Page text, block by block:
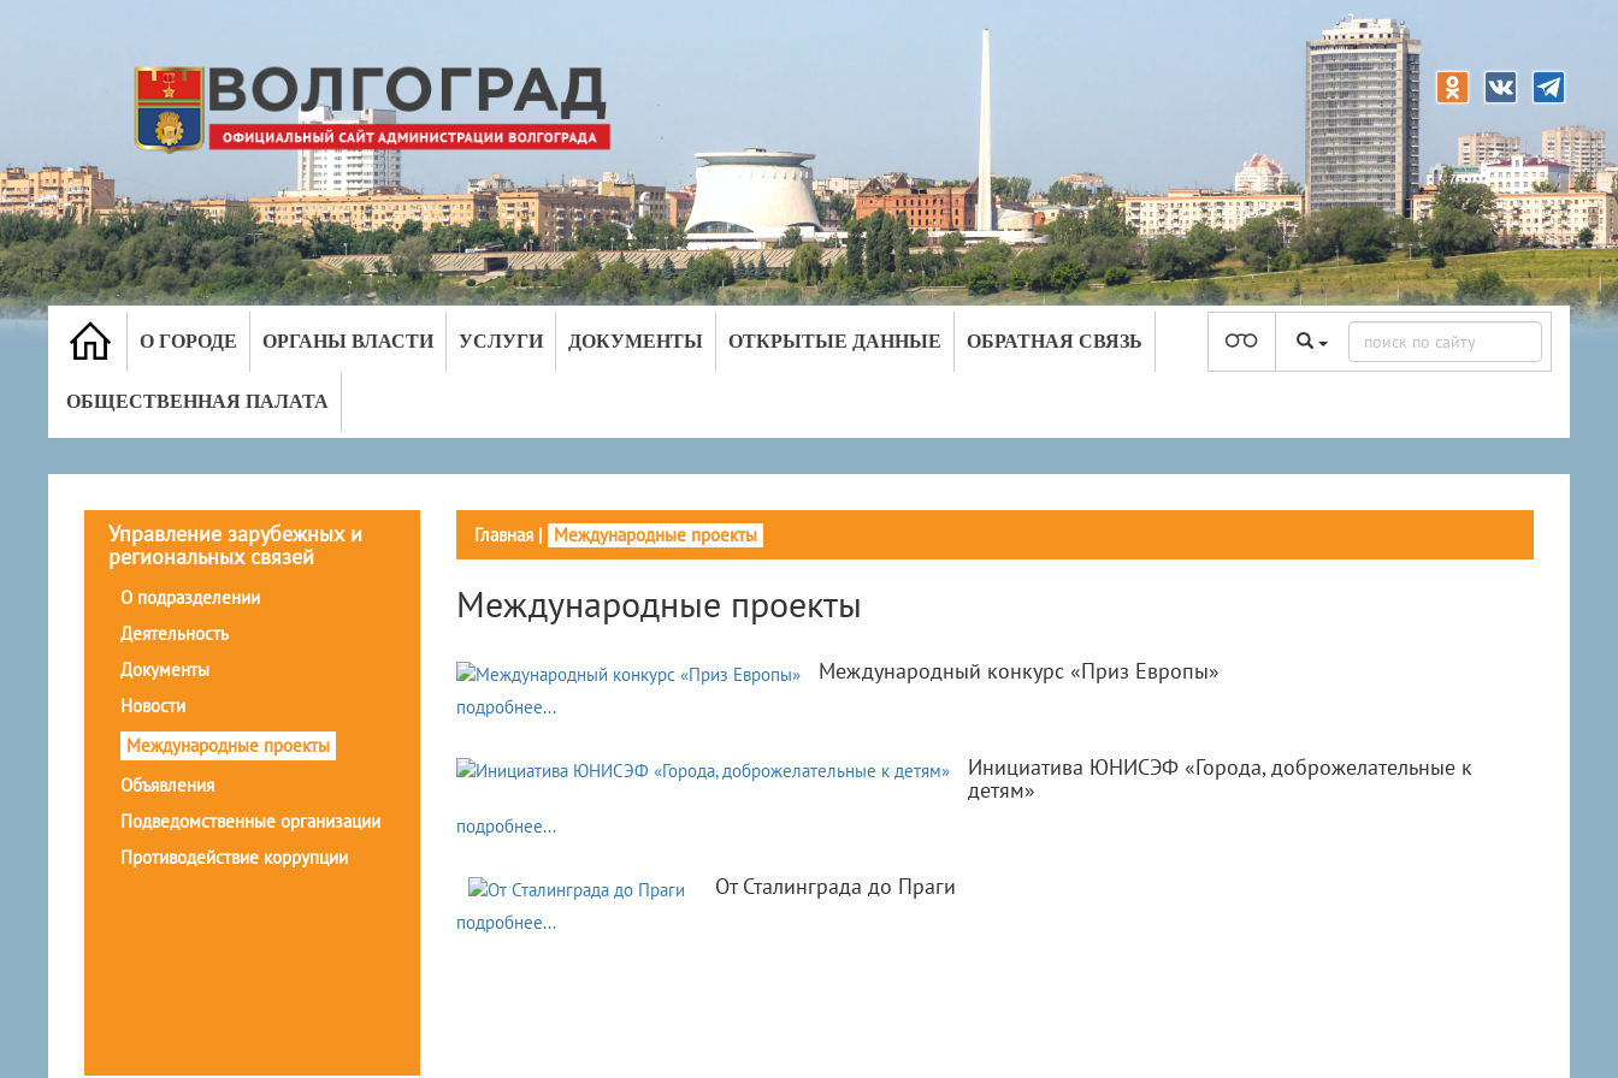
О ГОРОДЕ ОРГАНЫ ВЛАСТИ УСЛУГИ ДОКУМЕНТЫ ОТКРЫТЫЕ ДАННЫЕ ОБРАТНАЯ СВЯЗЬ
ОБЩЕСТВЕННАЯ ПАЛАТА
Управление зарубежных и
региональных связей
О подразделении
Деятельность
Документы
Новости
Международные проекты
Объявления
Подведомственные организации
Противодействие коррупции
Главная| Международные проекты
Международные проекты
Международный конкурс «Приз Европы»
подробнее...
Инициатива ЮНИСЭФ «Города, доброжелательные к
детям»
подробнее...
От Сталинграда до Праги
подробнее...